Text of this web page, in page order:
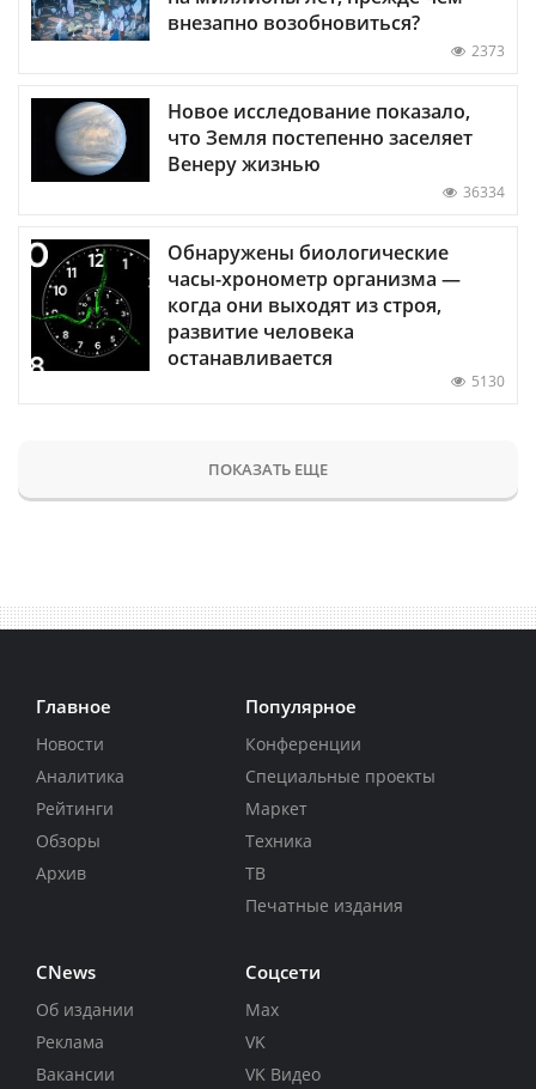
внезапно возобновиться?
2373
Новое исследование показало,
что Земля постепенно заселяет
Венеру жизнью
36334
Обнаружены биологические
часы-хронометр организма —
когда они выходят из строя,
развитие человека
останавливается
5130
ПОКАЗАТЬ ЕЩЕ
Главное
Новости
Аналитика
Рейтинги
Обзоры
Архив
Популярное
Конференции
Специальные проекты
Маркет
Техника
ТВ
Печатные издания
CNews
Об издании
Реклама
Вакансии
Соцсети
Max
VK
VK Видео